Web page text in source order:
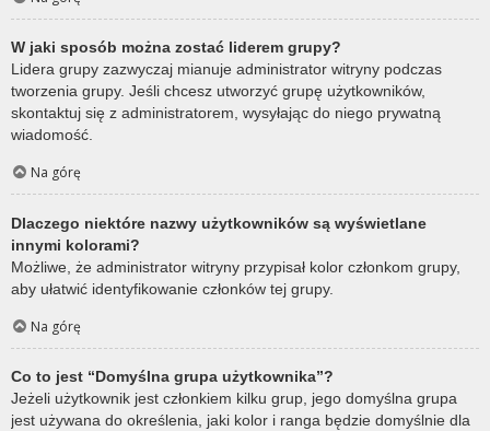
W jaki sposób można zostać liderem grupy?
Lidera grupy zazwyczaj mianuje administrator witryny podczas
tworzenia grupy. Jeśli chcesz utworzyć grupę użytkowników,
skontaktuj się z administratorem, wysyłając do niego prywatną
wiadomość.
Na górę
Dlaczego niektóre nazwy użytkowników są wyświetlane
innymi kolorami?
Możliwe, że administrator witryny przypisał kolor członkom grupy,
aby ułatwić identyfikowanie członków tej grupy.
Na górę
Co to jest “Domyślna grupa użytkownika”?
Jeżeli użytkownik jest członkiem kilku grup, jego domyślna grupa
jest używana do określenia, jaki kolor i ranga będzie domyślnie dla